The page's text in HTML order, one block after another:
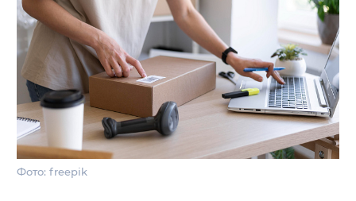
Фото: freepik